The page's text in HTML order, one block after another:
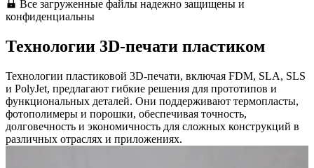
Все загруженные файлы надежно защищены и
конфиденциальны
Технологии 3D-печати пластиком
Технологии пластиковой 3D-печати, включая FDM, SLA, SLS
и PolyJet, предлагают гибкие решения для прототипов и
функциональных деталей. Они поддерживают термопласты,
фотополимеры и порошки, обеспечивая точность,
долговечность и экономичность для сложных конструкций в
различных отраслях и приложениях.